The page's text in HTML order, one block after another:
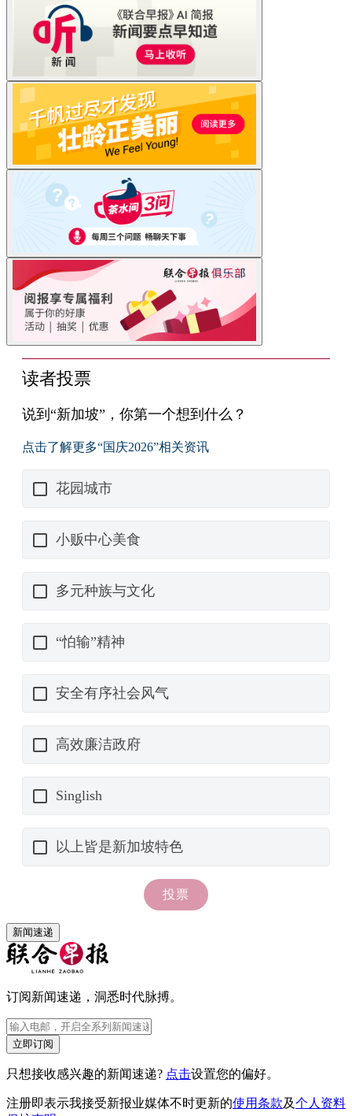
新闻速递
订阅新闻速递，洞悉时代脉搏。
立即订阅
只想接收感兴趣的新闻速递? 点击设置您的偏好。
注册即表示我接受新报业媒体不时更新的使用条款及个人资料